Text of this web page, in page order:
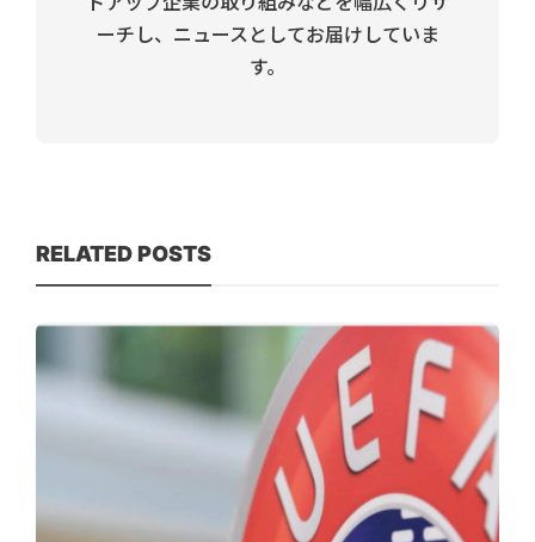
ーチし、ニュースとしてお届けしていま
す。
RELATED POSTS